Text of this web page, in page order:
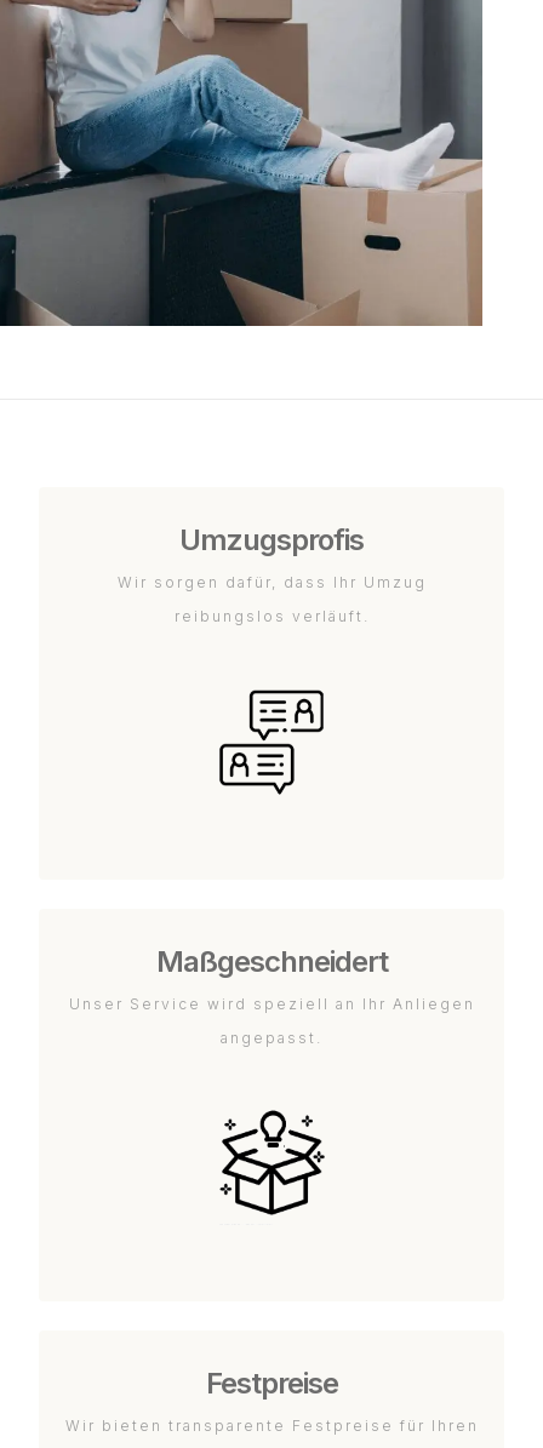
Umzugsprofis
Wir sorgen dafür, dass Ihr Umzug
reibungslos verläuft.
Maßgeschneidert
Unser Service wird speziell an Ihr Anliegen
angepasst.
Festpreise
Wir bieten transparente Festpreise für Ihren